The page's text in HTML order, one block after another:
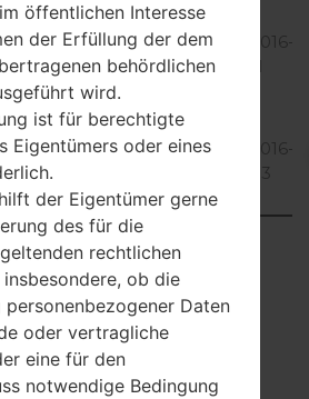
Android
4.1-4.3
Jelly
Bean
638.6
MiB
2016-
11
Android
4.1-4.3
Bean
664.12
2016-
03
1 to 3 of 3 entries
1 Next
öffentlichen Interesse
der Erfüllung der dem
behördlichen
wird.
ist für berechtigte
Eigentümers oder eines
der Eigentümer gerne
des für die
rechtlichen
insbesondere, ob die
personenbezogener Daten
oder vertragliche
eine für den
notwendige Bedingung